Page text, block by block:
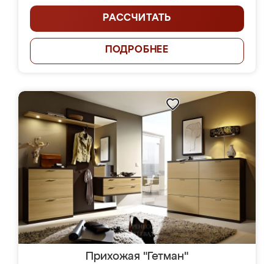
РАССЧИТАТЬ
ПОДРОБНЕЕ
Прихожая "Гетман"